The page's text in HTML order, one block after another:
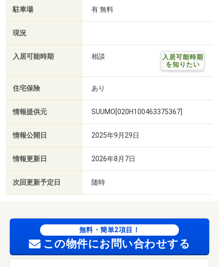
駐車場 有 無料
現況
入居可能時期 相談
入居可能時期
を知りたい
住宅保険 あり
情報提供元 SUUMO[020H100463375367]
情報公開日 2025年9月29日
情報更新日 2026年8月7日
次回更新予定日 随時
無料・簡単2項目！
この物件にお問い合わせする